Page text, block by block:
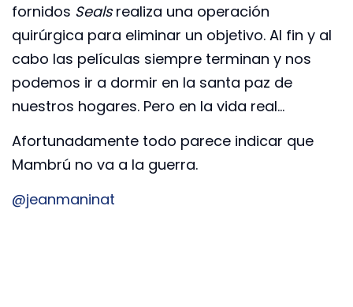
fornidos Sealsrealiza una operación
quirúrgica para eliminar un objetivo. Al fin y al
cabo las películas siempre terminan y nos
podemos ir a dormir en la santa paz de
nuestros hogares. Pero en la vida real…
Afortunadamente todo parece indicar que
Mambrú no va a la guerra.
@jeanmaninat